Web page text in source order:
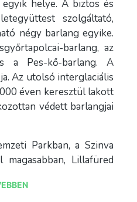
helye. A biztos és
szolgáltató,
négy barlang egyike.
barlang, az
a Pes-kő-barlang. A
Az utolsó interglaciális
éven keresztül lakott
védett barlangjai
Parkban, a Szinva
Lillafüred
van a barlang